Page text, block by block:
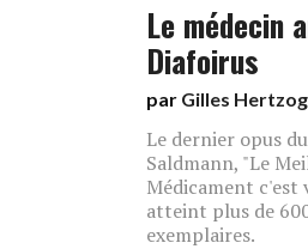
Le médecin
Diafoirus
par Gilles Hertzog
Le dernier opus
Saldmann, "Le
Médicament c'est
atteint plus de
exemplaires.